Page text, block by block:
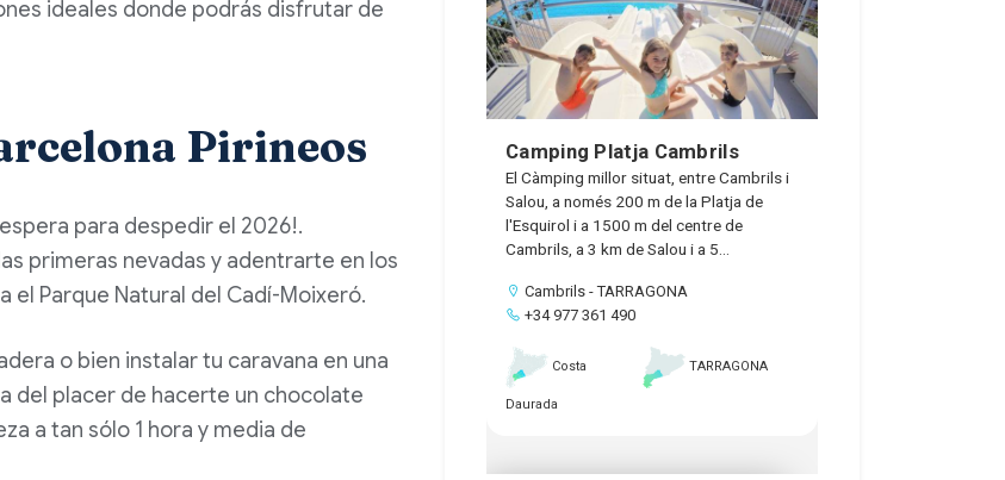
ideales donde podrás disfrutar de
Pirineos
para despedir el 2026!.
primeras nevadas y adentrarte en los
el Parque Natural del Cadí-Moixeró.
o bien instalar tu caravana en una
del placer de hacerte un chocolate
a tan sólo 1 hora y media de